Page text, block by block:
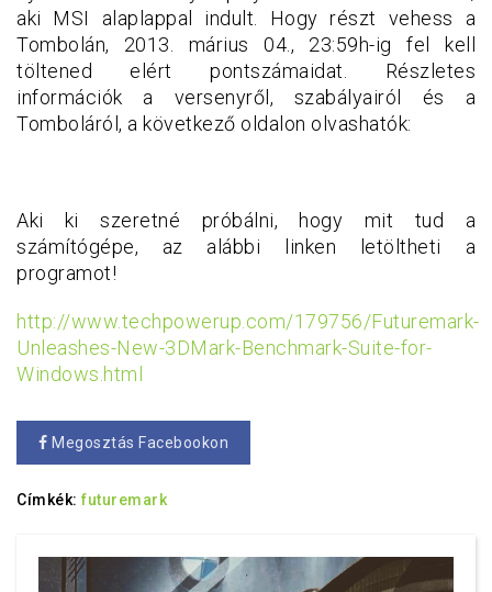
aki MSI alaplappal indult. Hogy részt vehess a
Tombolán, 2013. márius 04., 23:59h-ig fel kell
töltened elért pontszámaidat. Részletes
információk a versenyről, szabályairól és a
Tomboláról, a következő oldalon olvashatók:
Aki ki szeretné próbálni, hogy mit tud a
számítógépe, az alábbi linken letöltheti a
programot!
http://www.techpowerup.com/179756/Futuremark-
Unleashes-New-3DMark-Benchmark-Suite-for-
Windows.html
Megosztás Facebookon
Címkék: futuremark